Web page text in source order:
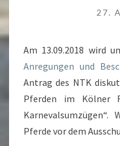
27.
Am 13.09.2018 wird
Anregungen und
Antrag des NTK
Pferden im Kölner
Pferde vor dem